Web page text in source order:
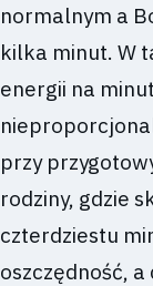
normalnym a
kilka minut. W
energii na
przy
rodziny, gdzie
czterdziestu
oszczędność,